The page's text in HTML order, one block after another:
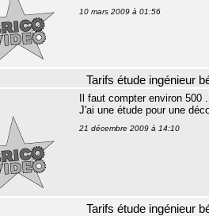
10 mars 2009 à 01:56
Tarifs étude ingénieur
Il faut compter environ 500 .
J'ai une étude pour une
21 décembre 2009 à 14:10
Tarifs étude ingénieur